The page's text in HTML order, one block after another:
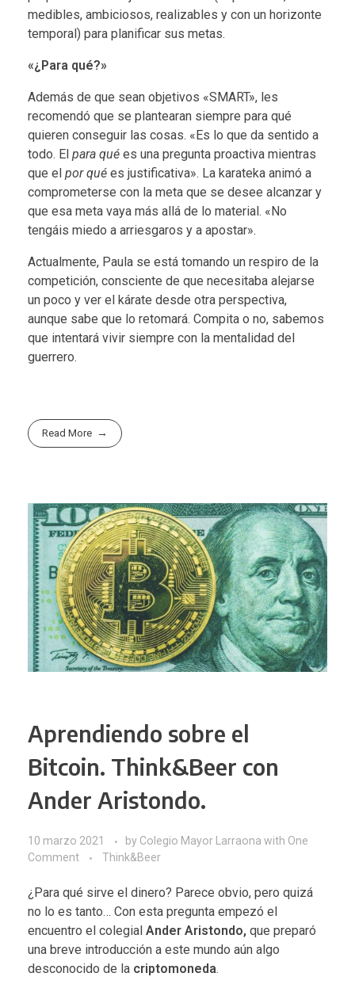
medibles, ambiciosos, realizables y con un horizonte
temporal) para planificar sus metas.
«¿Para qué?»
Además de que sean objetivos «SMART», les
recomendó que se plantearan siempre para qué
quieren conseguir las cosas. «Es lo que da sentido a
todo. El para qué es una pregunta proactiva mientras
que el por qué es justificativa». La karateka animó a
comprometerse con la meta que se desee alcanzar y
que esa meta vaya más allá de lo material. «No
tengáis miedo a arriesgaros y a apostar».
Actualmente, Paula se está tomando un respiro de la
competición, consciente de que necesitaba alejarse
un poco y ver el kárate desde otra perspectiva,
aunque sabe que lo retomará. Compita o no, sabemos
que intentará vivir siempre con la mentalidad del
guerrero.
Read More
Aprendiendo sobre el
Bitcoin. Think&Beer con
Ander Aristondo.
10 marzo 2021 by Colegio Mayor Larraona with One
Comment
Think&Beer
¿Para qué sirve el dinero? Parece obvio, pero quizá
no lo es tanto… Con esta pregunta empezó el
encuentro el colegial Ander Aristondo, que preparó
una breve introducción a este mundo aún algo
desconocido de la criptomoneda.